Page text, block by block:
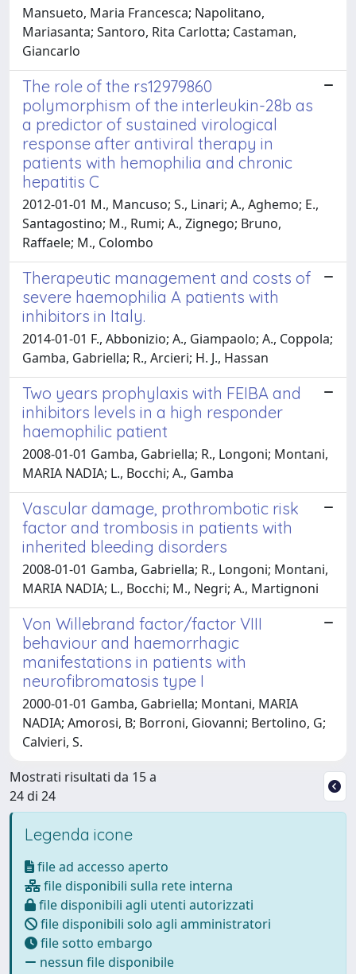
Mansueto, Maria Francesca; Napolitano,
Mariasanta; Santoro, Rita Carlotta; Castaman,
Giancarlo
The role of the rs12979860
polymorphism of the interleukin-28b as
a predictor of sustained virological
response after antiviral therapy in
patients with hemophilia and chronic
hepatitis C
2012-01-01 M., Mancuso; S., Linari; A., Aghemo; E.,
Santagostino; M., Rumi; A., Zignego; Bruno,
Raffaele; M., Colombo
Therapeutic management and costs of
severe haemophilia A patients with
inhibitors in Italy.
2014-01-01 F., Abbonizio; A., Giampaolo; A., Coppola;
Gamba, Gabriella; R., Arcieri; H. J., Hassan
Two years prophylaxis with FEIBA and
inhibitors levels in a high responder
haemophilic patient
2008-01-01 Gamba, Gabriella; R., Longoni; Montani,
MARIA NADIA; L., Bocchi; A., Gamba
Vascular damage, prothrombotic risk
factor and trombosis in patients with
inherited bleeding disorders
2008-01-01 Gamba, Gabriella; R., Longoni; Montani,
MARIA NADIA; L., Bocchi; M., Negri; A., Martignoni
Von Willebrand factor/factor VIII
behaviour and haemorrhagic
manifestations in patients with
neurofibromatosis type I
2000-01-01 Gamba, Gabriella; Montani, MARIA
NADIA; Amorosi, B; Borroni, Giovanni; Bertolino, G;
Calvieri, S.
Mostrati risultati da 15 a
24 di 24
Legenda icone
file ad accesso aperto
file disponibili sulla rete interna
file disponibili agli utenti autorizzati
file disponibili solo agli amministratori
file sotto embargo
nessun file disponibile